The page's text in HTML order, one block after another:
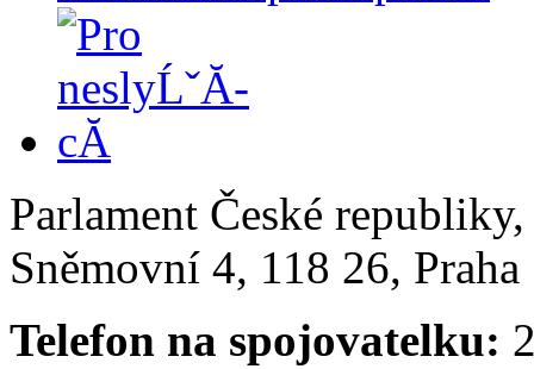
Parlament České
Sněmovní 4, 118 26,
Telefon na spojovatelku: